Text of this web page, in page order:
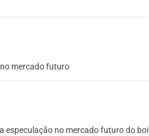
mercado futuro
especulação no mercado futuro do boi